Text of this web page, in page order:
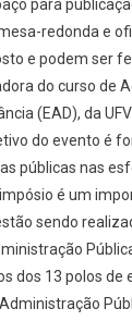
para
redonda e
e podem ser
do curso de
(EAD), da
do evento é
públicas nas
é um
sendo
dos 13 polos de